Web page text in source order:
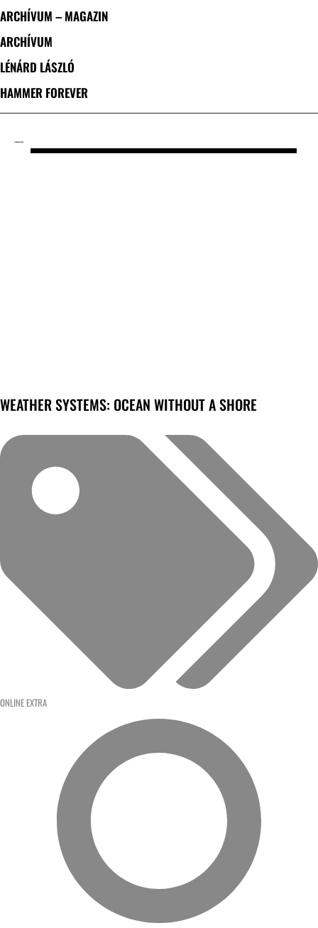
ARCHÍVUM – MAGAZIN
ARCHÍVUM
LÉNÁRD LÁSZLÓ
HAMMER FOREVER
WEATHER SYSTEMS: OCEAN WITHOUT A SHORE
ONLINE EXTRA